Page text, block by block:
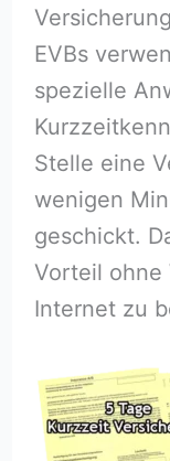
EVBs
spezielle
Stelle eine
wenigen
geschickt.
Vorteil ohne
Internet zu